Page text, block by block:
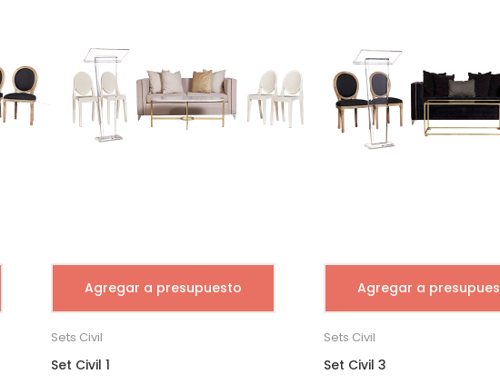
Agregar a presupuesto
Sets Civil
Set Civil 1
Agregar a
Sets Civil
Set Civil 3